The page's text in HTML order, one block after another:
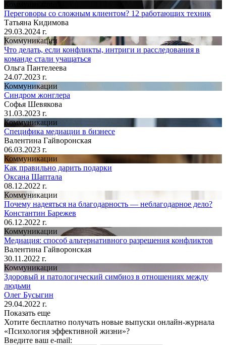
Переговоры со сложным клиентом? 12 работающих техник
Татьяна Кидимова
29.03.2024 г.
Коммуникации
Что делать, если конфликты, интриги и расследования в
команде стали учащаться
Ольга Пантелеева
24.07.2023 г.
Коммуникации
Синдром жонглера
Софья Шевякова
31.03.2023 г.
Коммуникации
Специфика медиации в бизнесе
Валентина Гайворонская
06.03.2023 г.
Коммуникации
Как правильно дарить подарки
Оксана Шаптала
08.12.2022 г.
Коммуникации
Почему надеяться на благодарность — неблагодарное дело?
Константин Барежев
06.12.2022 г.
Коммуникации
Медиация: способ альтернативного разрешения конфликтов
Валентина Гайворонская
30.11.2022 г.
Коммуникации
Здоровый и патологический симбиоз в отношениях между
людьми
Олег Бусыгин
29.04.2022 г.
Показать еще
Хотите бесплатно получать новые выпуски онлайн-журнала
«Психология эффективной жизни»?
Введите ваш e-mail: